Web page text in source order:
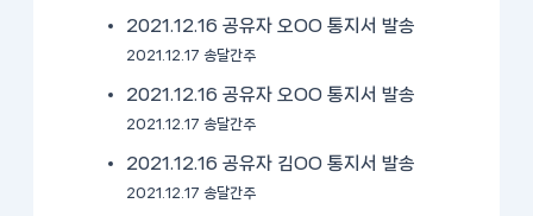
2021.12.16 공유자 오OO 통지서 발송
2021.12.17 송달간주
2021.12.16 공유자 오OO 통지서 발송
2021.12.17 송달간주
2021.12.16 공유자 김OO 통지서 발송
2021.12.17 송달간주